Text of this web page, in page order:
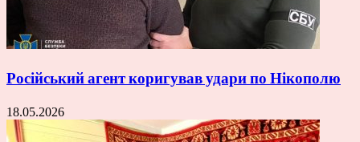
Російський агент коригував удари по Нікополю
18.05.2026